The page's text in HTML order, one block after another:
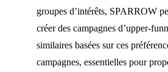
groupes d’intérêts, SPARROW
créer des campagnes d’upper-
similaires basées sur ces
campagnes, essentielles pour